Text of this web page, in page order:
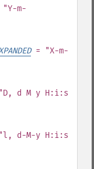
"Y-m-
= "X-m-
d M y H:i:s
d-M-y H:i:s